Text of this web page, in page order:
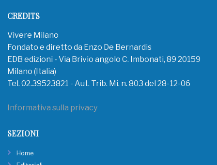
CREDITS
Vivere Milano
Fondato e diretto da Enzo De Bernardis
EDB edizioni - Via Brivio angolo C. Imbonati, 89 20159
Milano (Italia)
Tel. 02.39523821 - Aut. Trib. Mi. n. 803 del 28-12-06
Informativa sulla privacy
SEZIONI
Home